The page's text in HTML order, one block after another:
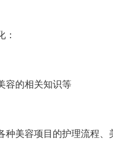
的相关知识等
美容项目的护理流程、